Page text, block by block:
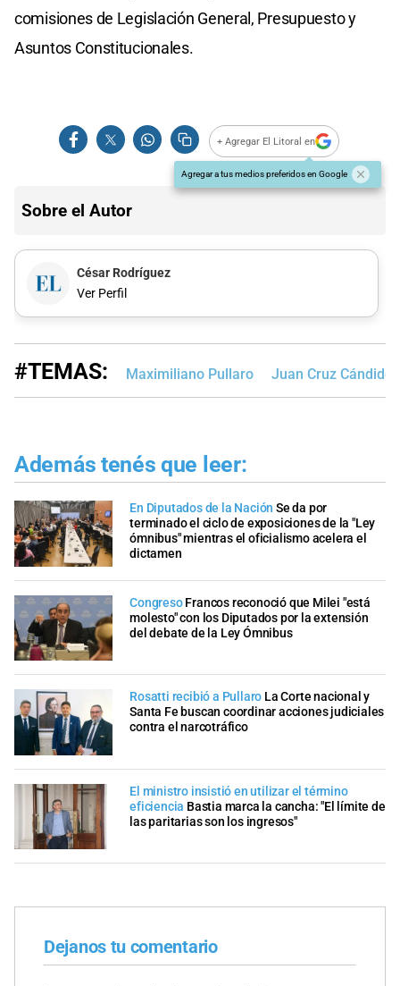
comisiones de Legislación General, Presupuesto y
Asuntos Constitucionales.
+ Agregar El Litoral en
Agregar a tus medios preferidos en Google
Sobre el Autor
César Rodríguez
Ver Perfil
#TEMAS: Maximiliano Pullaro Juan Cruz Cándido
Además tenés que leer:
En Diputados de la Nación Se da por
terminado el ciclo de exposiciones de la "Ley
ómnibus" mientras el oficialismo acelera el
dictamen
Congreso Francos reconoció que Milei "está
molesto" con los Diputados por la extensión
del debate de la Ley Ómnibus
Rosatti recibió a Pullaro La Corte nacional y
Santa Fe buscan coordinar acciones judiciales
contra el narcotráfico
El ministro insistió en utilizar el término
eficiencia Bastia marca la cancha: "El límite de
las paritarias son los ingresos"
Dejanos tu comentario